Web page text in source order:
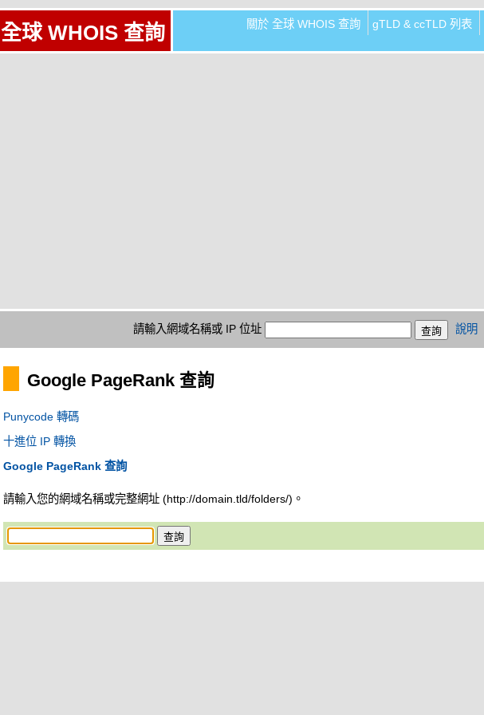
全球 WHOIS 查詢 關於 全球 WHOIS 查詢 gTLD & ccTLD 列表
請輸入網域名稱或 IP 位址 說明
Google PageRank 查詢
Punycode 轉碼
十進位 IP 轉換
Google PageRank 查詢
請輸入您的網域名稱或完整網址 (http://domain.tld/folders/)。